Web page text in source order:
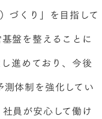
づくり」を目指して
盤を整えることに
進めており、今後
体制を強化してい
員が安心して働け